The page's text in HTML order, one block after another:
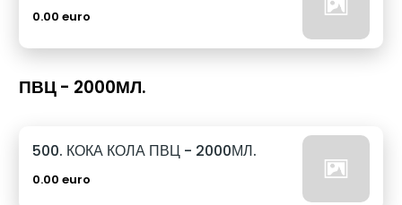
0.00 euro
ПВЦ - 2000МЛ.
500. КОКА КОЛА ПВЦ - 2000МЛ.
0.00 euro